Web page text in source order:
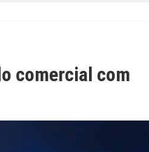
comercial com